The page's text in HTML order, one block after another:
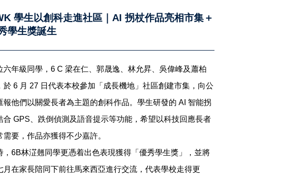
學生以創科走進社區｜AI 拐杖作品亮相市集＋
學生獎誕生
六年級同學，6 C 梁在仁、郭晟逸、林允昇、吳偉峰及蕭柏
於 6 月 27 日代表本校參加「成長機地」社區創建市集，向公
報他們以關愛長者為主題的創科作品。學生研發的 AI 智能拐
合 GPS、跌倒偵測及語音提示等功能，希望以科技回應長者
需要，作品亦獲得不少嘉許。
，6B林淽翹同學更憑着出色表現獲得「優秀學生獎」，並將
月在家長陪同下前往馬來西亞進行交流，代表學校走得更